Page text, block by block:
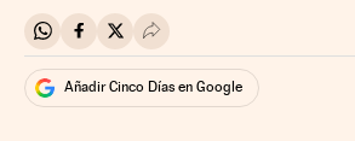
Compartir en Whatsapp
Compartir en Facebook
Compartir en Twitter
Desplegar Redes Sociales
Añadir Cinco Días en Google